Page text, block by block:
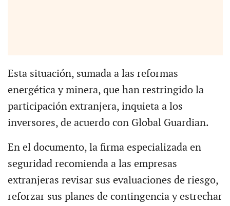
Esta situación, sumada a las reformas
energética y minera, que han restringido la
participación extranjera, inquieta a los
inversores, de acuerdo con Global Guardian.
En el documento, la firma especializada en
seguridad recomienda a las empresas
extranjeras revisar sus evaluaciones de riesgo,
reforzar sus planes de contingencia y estrechar